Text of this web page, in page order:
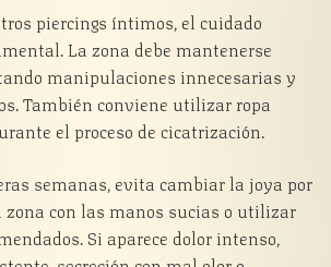
piercings íntimos, el cuidado
La zona debe mantenerse
manipulaciones innecesarias y
También conviene utilizar ropa
el proceso de cicatrización.
semanas, evita cambiar la joya por
con las manos sucias o utilizar
Si aparece dolor intenso,